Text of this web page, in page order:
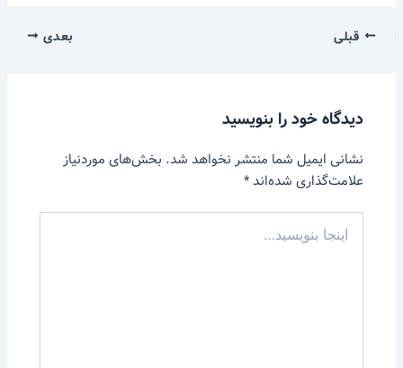
قبلی بعدی
دیدگاه‌ خود را بنویسید
نشانی ایمیل شما منتشر نخواهد شد. بخش‌های موردنیاز
علامت‌گذاری شده‌اند*
بنویسید…